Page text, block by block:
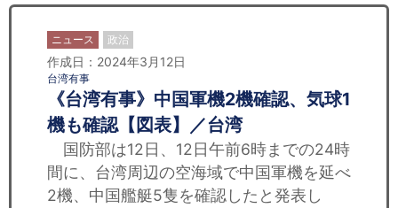
ニュース 政治
作成日：2024年3月12日
台湾有事
《台湾有事》中国軍機2機確認、気球1
機も確認【図表】／台湾
国防部は12日、12日午前6時までの24時
間に、台湾周辺の空海域で中国軍機を延べ
2機、中国艦艇5隻を確認したと発表し